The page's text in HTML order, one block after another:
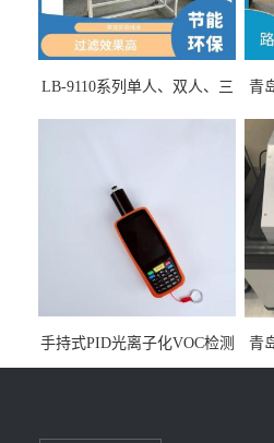
LB-9110系列单人、双人、三
青
手持式PID光离子化VOC检测
仪（挥发性有机物设备）
青